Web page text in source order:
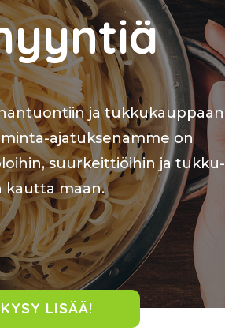
ja tukkukauppaan
ajatuksenamme on
suurkeittiöihin ja tukku-
kautta maan.
LISÄÄ!